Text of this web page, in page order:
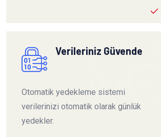
Verileriniz Güvende
Otomatik yedekleme sistemi
verilerinizi otomatik olarak günlük
yedekler.